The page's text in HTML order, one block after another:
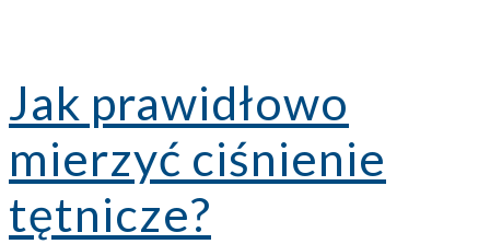
Jak prawidłowo
mierzyć ciśnienie
tętnicze?